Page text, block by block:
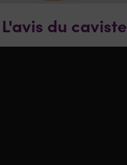
L'avis du caviste